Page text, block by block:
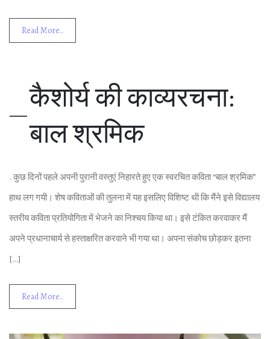
Read More..
कैशोर्य की काव्‍यरचना:
बाल श्रम‍िक
. कुछ द‍िनों पहले अपनी पुरानी वस्‍तुएं न‍िहारते हुए एक स्‍वरच‍ित कव‍िता “बाल श्रम‍िक”
हाथ लग गयी। शेष कव‍िताओं की तुलना में यह इसल‍िए व‍िश‍िष्‍ट थी क‍ि मैंने इसे व‍िद्यालय
स्‍तरीय कव‍िता प्रत‍ियोग‍िता में भेजने का न‍िश्‍चय क‍िया था। इसे टंक‍ित करवाकर मैं
अपने प्रधानाचार्य से हस्‍ताक्षर‍ित करवाने भी गया था। अपना संकोच छोड़कर इतना
[…]
Read More..